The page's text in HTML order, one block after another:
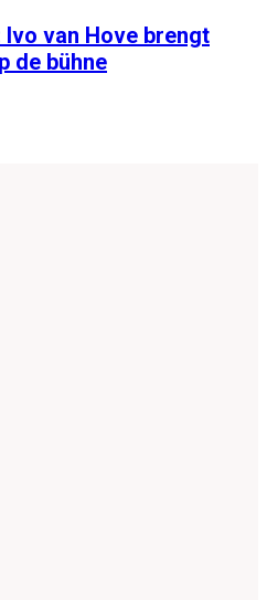
van Hove brengt
de bühne